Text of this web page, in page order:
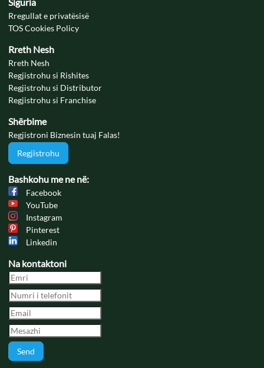
Rregullat e privatësisë
TOS Cookies Policy
Rreth Nesh
Rreth Nesh
Regjistrohu si Rishites
Regjistrohu si Distributor
Regjistrohu si Franchise
Shërbime
Regjistroni Biznesin tuaj Falas!
Regjistrohu
Bashkohu me ne në:
Facebook
YouTube
Instagram
Pinterest
Linkedin
Na kontaktoni
Send